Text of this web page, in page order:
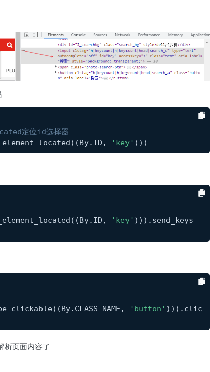
定位id选择器
'key' )))
'key' ))).send_keys
'button' ))).clic
析页面内容了